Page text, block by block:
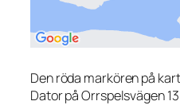
Den röda markören på
Dator på Orrspelsvägen